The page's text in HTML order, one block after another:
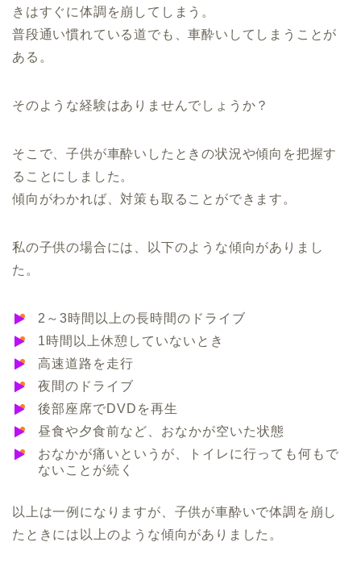
きはすぐに体調を崩してしまう。
普段通い慣れている道でも、車酔いしてしまうことが
ある。
そのような経験はありませんでしょうか？
そこで、子供が車酔いしたときの状況や傾向を把握す
ることにしました。
傾向がわかれば、対策も取ることができます。
私の子供の場合には、以下のような傾向がありまし
た。
2～3時間以上の長時間のドライブ
1時間以上休憩していないとき
高速道路を走行
夜間のドライブ
後部座席でDVDを再生
昼食や夕食前など、おなかが空いた状態
おなかが痛いというが、トイレに行っても何もで
ないことが続く
以上は一例になりますが、子供が車酔いで体調を崩し
たときには以上のような傾向がありました。